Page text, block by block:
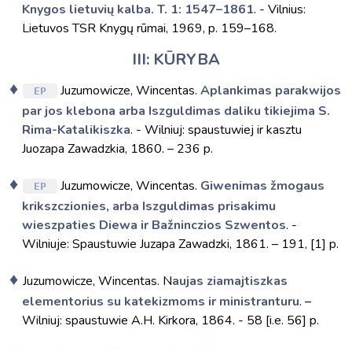
Knygos lietuvių kalba. T. 1: 1547–1861. - Vilnius:
Lietuvos TSR Knygų rūmai, 1969, p. 159–168.
III: KŪRYBA
EP Juzumowicze, Wincentas. Aplankimas parakwijos
par jos klebona arba Iszguldimas daliku tikiejima S.
Rima-Katalikiszka. - Wilniuj: spaustuwiej ir kasztu
Juozapa Zawadzkia, 1860. – 236 p.
EP Juzumowicze, Wincentas. Giwenimas žmogaus
krikszczionies, arba Iszguldimas prisakimu
wieszpaties Diewa ir Bažninczios Szwentos. -
Wilniuje: Spaustuwie Juzapa Zawadzki, 1861. – 191, [1] p.
Juzumowicze, Wincentas. Naujas ziamajtiszkas
elementorius su katekizmoms ir ministranturu. –
Wilniuj: spaustuwie A.H. Kirkora, 1864. - 58 [i.e. 56] p.